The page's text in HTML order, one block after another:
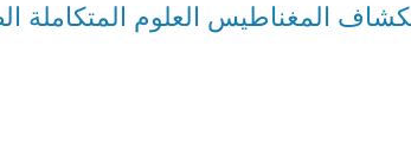
المغناطيس العلوم المتكاملة